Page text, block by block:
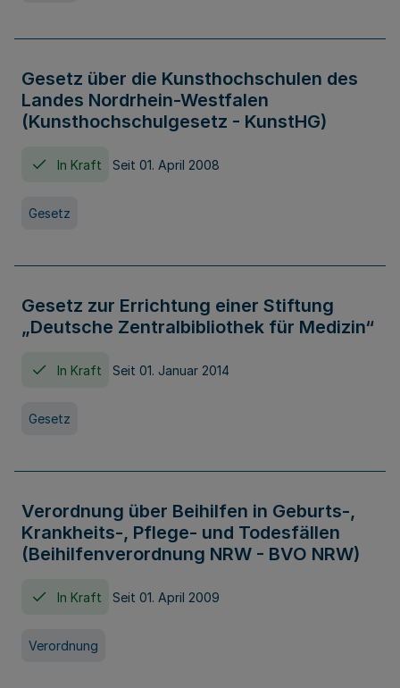
Gesetz über die Kunsthochschulen des
Landes Nordrhein-Westfalen
(Kunsthochschulgesetz - KunstHG)
In Kraft Seit 01. April 2008
Gesetz
Gesetz zur Errichtung einer Stiftung
„Deutsche Zentralbibliothek für Medizin“
In Kraft Seit 01. Januar 2014
Gesetz
Verordnung über Beihilfen in Geburts-,
Krankheits-, Pflege- und Todesfällen
(Beihilfenverordnung NRW - BVO NRW)
In Kraft Seit 01. April 2009
Verordnung